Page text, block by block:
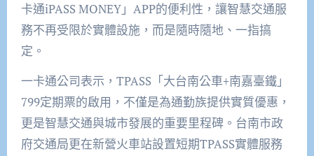
卡通iPASS MONEY」APP的便利性，讓智慧交通服
務不再受限於實體設施，而是隨時隨地、一指搞
定。
一卡通公司表示，TPASS「大台南公車+南嘉臺鐵」
799定期票的啟用，不僅是為通勤族提供實質優惠，
更是智慧交通與城市發展的重要里程碑。台南市政
府交通局更在新營火車站設置短期TPASS實體服務